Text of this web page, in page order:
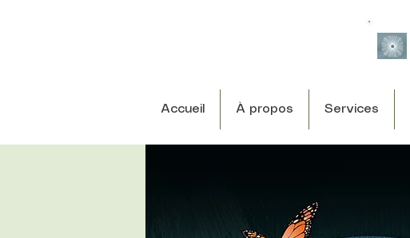
Accueil À propos Services